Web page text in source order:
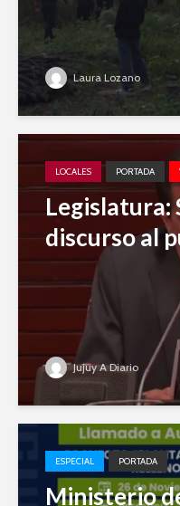
Laura Lozano
LOCALES PORTADA
Legislatura:
discurso al
Jujuy A Diario
ESPECIAL PORTADA
Ministerio